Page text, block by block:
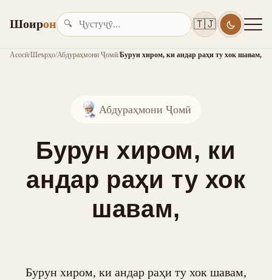
Шоирон 🔍 🇹🇯
Асосӣ/Шеърҳо/Абдураҳмони Ҷомӣ/Бурун хиром, ки андар раҳи ту хок шавам,
Абдураҳмони Ҷомӣ
Бурун хиром, ки
андар раҳи ту хок
шавам,
Бурун хиром, ки андар раҳи ту хок шавам,